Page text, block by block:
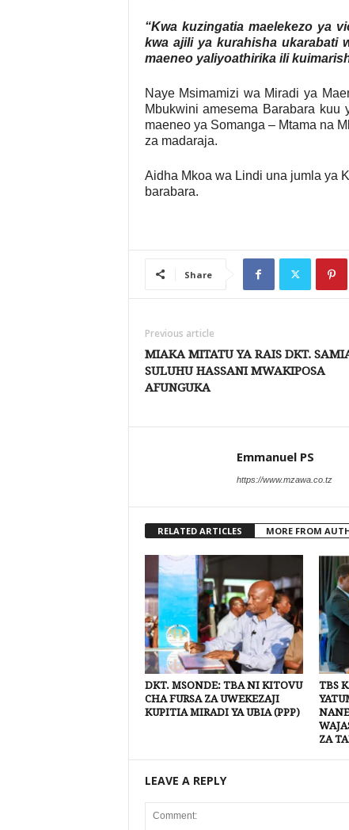
“Kwa kuzingatia maelekezo ya
kwa ajili ya kurahisha ukarabati
maeneo yaliyoathirika ili
Naye Msimamizi wa Miradi ya
Mbukwini amesema Barabara
maeneo ya Somanga – Mtama na
za madaraja.
Aidha Mkoa wa Lindi una jumla ya
barabara.
Share
Previous article
MIAKA MITATU YA RAIS DKT.
SULUHU HASSANI MWAKIPOSA
AFUNGUKA
Emmanuel PS
https://www.mzawa.co.tz
RELATED ARTICLES MORE FROM
DKT. MSONDE: TBA NI KITOVU
CHA FURSA ZA UWEKEZAJI
KUPITIA MIRADI YA UBIA (PPP)
TBS
ZA
LEAVE A REPLY